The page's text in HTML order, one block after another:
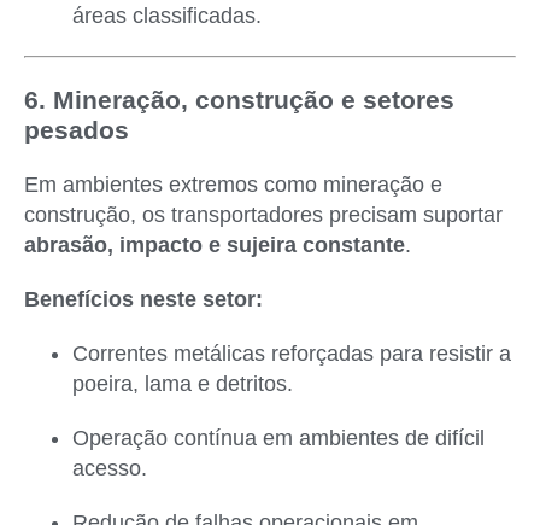
áreas classificadas.
6. Mineração, construção e setores
pesados
Em ambientes extremos como mineração e
construção, os transportadores precisam suportar
abrasão, impacto e sujeira constante.
Benefícios neste setor:
Correntes metálicas reforçadas para resistir a
poeira, lama e detritos.
Operação contínua em ambientes de difícil
acesso.